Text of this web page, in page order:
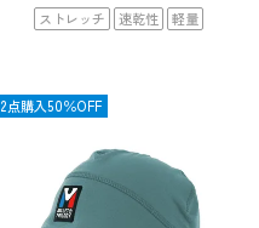
ストレッチ 速乾性 軽量
OUTLET
2点購入50％OFF